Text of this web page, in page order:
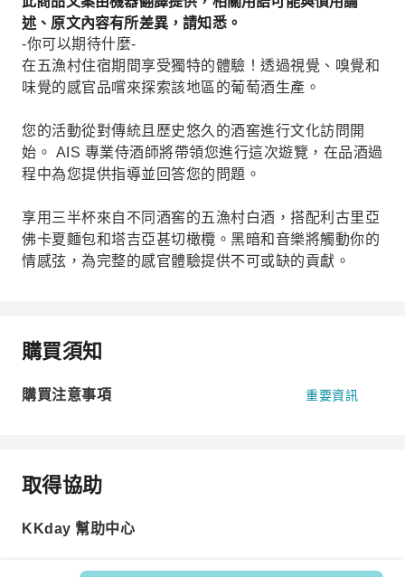
述、原文內容有所差異，請知悉。
-你可以期待什麼-
在五漁村住宿期間享受獨特的體驗！透過視覺、嗅覺和
味覺的感官品嚐來探索該地區的葡萄酒生產。
您的活動從對傳統且歷史悠久的酒窖進行文化訪問開
始。 AIS 專業侍酒師將帶領您進行這次遊覽，在品酒過
程中為您提供指導並回答您的問題。
享用三半杯來自不同酒窖的五漁村白酒，搭配利古里亞
佛卡夏麵包和塔吉亞甚切橄欖。黑暗和音樂將觸動你的
情感弦，為完整的感官體驗提供不可或缺的貢獻。
購買須知
購買注意事項 重要資訊
取得協助
KKday 幫助中心